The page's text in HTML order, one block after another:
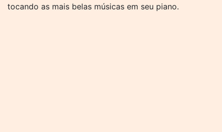
tocando as mais belas músicas em seu piano.